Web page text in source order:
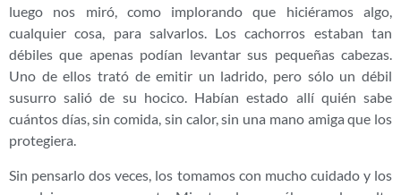
luego nos miró, como implorando que hiciéramos algo,
cualquier cosa, para salvarlos. Los cachorros estaban tan
débiles que apenas podían levantar sus pequeñas cabezas.
Uno de ellos trató de emitir un ladrido, pero sólo un débil
susurro salió de su hocico. Habían estado allí quién sabe
cuántos días, sin comida, sin calor, sin una mano amiga que los
protegiera.
Sin pensarlo dos veces, los tomamos con mucho cuidado y los